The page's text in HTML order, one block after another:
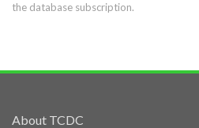
the database subscription.
About TCDC